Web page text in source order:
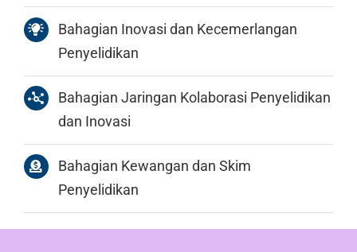
Bahagian Inovasi dan Kecemerlangan
Penyelidikan
Bahagian Jaringan Kolaborasi Penyelidikan
dan Inovasi
Bahagian Kewangan dan Skim
Penyelidikan